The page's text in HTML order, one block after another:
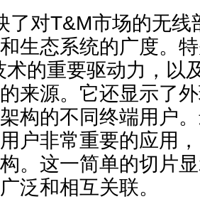
了对T&M市场的无线
生态系统的广度。
术的重要驱动力，以
来源。它还显示了
构的不同终端用户
户非常重要的应用
。这一简单的切片
泛和相互关联。